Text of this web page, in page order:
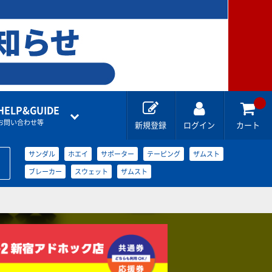
問い合わせ等 新規登録 ログイン カート
サンダル ホエイ サポーター テーピング ザムスト
ブレーカー スウェット ザムスト